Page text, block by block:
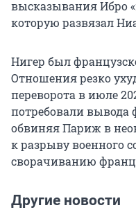
высказывания Ибро
которую развязал
Нигер был
Отношения резко
переворота в июле
потребовали вывода
обвиняя Париж в
к разрыву военного
сворачиванию
Другие новости